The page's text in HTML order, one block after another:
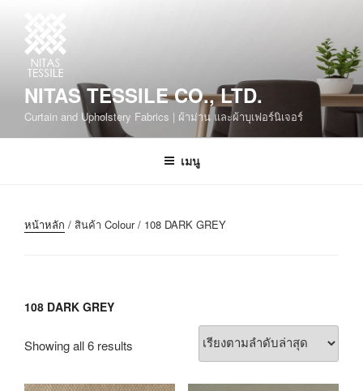
NITAS TESSILE CO., LTD.
Curtain and Upholstery Fabrics | ผ้าม่าน และผ้าบุเฟอร์นิเจอร์
เมนู
หน้าหลัก / สินค้า Colour / 108 DARK GREY
108 DARK GREY
Showing all 6 results